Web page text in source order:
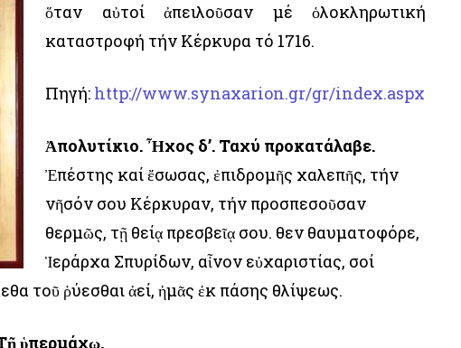
ὅταν αὐτοί ἀπειλοῦσαν μέ ὁλοκληρωτική
καταστροφή τήν Κέρκυρα τό 1716.
Πηγή: http://www.synaxarion.gr/gr/index.aspx
Ἀπολυτίκιο. Ἦχος δ’. Ταχύ προκατάλαβε.
Ἐπέστης καί ἔσωσας, ἐπιδρομῆς χαλεπῆς, τήν
νῆσόν σου Κέρκυραν, τήν προσπεσοῦσαν
θερμῶς, τῇ θείᾳ πρεσβεῖᾳ σου. Ὅθεν θαυματοφόρε,
Ἱεράρχα Σπυρίδων, αἶνον εὐχαριστίας, σοί
τοῦ ῥύεσθαι ἀεί, ἡμᾶς ἐκ πάσης θλίψεως.
ὑπερμάχῳ.